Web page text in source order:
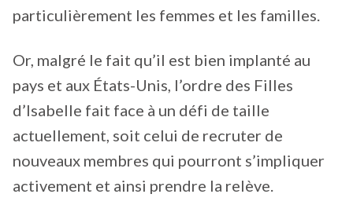
particulièrement les femmes et les familles.
Or, malgré le fait qu’il est bien implanté au
pays et aux États-Unis, l’ordre des Filles
d’Isabelle fait face à un défi de taille
actuellement, soit celui de recruter de
nouveaux membres qui pourront s’impliquer
activement et ainsi prendre la relève.